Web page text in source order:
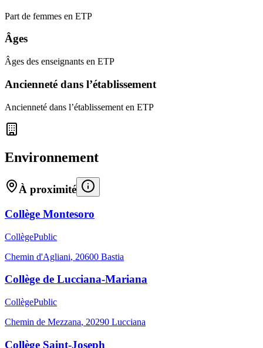
Part de femmes en ETP
Âges
Âges des enseignants en ETP
Ancienneté dans l’établissement
Ancienneté dans l’établissement en ETP
Environnement
À proximité
Collège Montesoro
CollègePublic
Chemin d'Agliani, 20600 Bastia
Collège de Lucciana-Mariana
CollègePublic
Chemin de Mezzana, 20290 Lucciana
Collège Saint-Joseph